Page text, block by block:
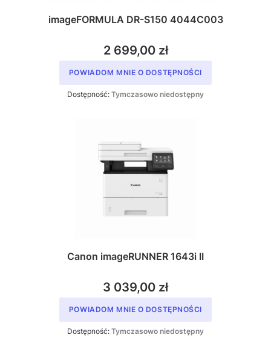
imageFORMULA DR-S150 4044C003
2 699,00 zł
POWIADOM MNIE O DOSTĘPNOŚCI
Dostępność: Tymczasowo niedostępny
Canon imageRUNNER 1643i II
3 039,00 zł
POWIADOM MNIE O DOSTĘPNOŚCI
Dostępność: Tymczasowo niedostępny